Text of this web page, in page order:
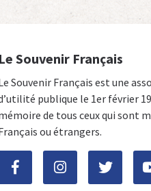
Le Souvenir Français
Souvenir Français est une
publique le 1er février
de tous ceux qui sont
ou étrangers.